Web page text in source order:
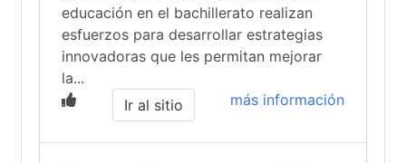
educación en el bachillerato realizan
esfuerzos para desarrollar estrategias
innovadoras que les permitan mejorar
la...
más información
Ir al sitio